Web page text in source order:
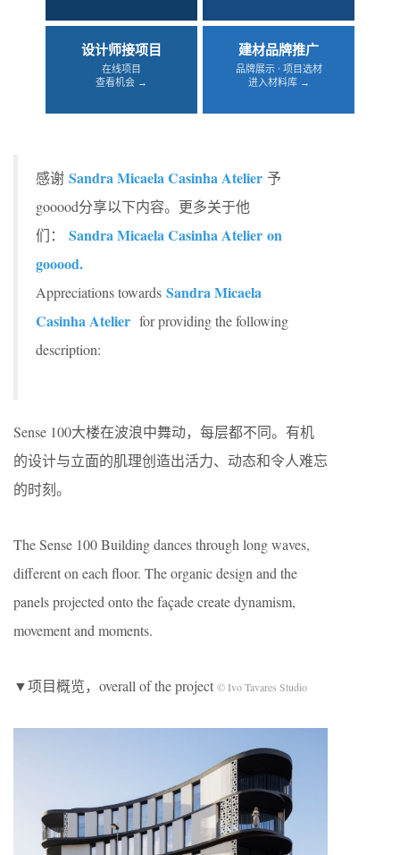
设计师接项目
在线项目
查看机会 →
建材品牌推广
品牌展示 · 项目选材
进入材料库 →
感谢 Sandra Micaela Casinha Atelier 予
gooood分享以下内容。更多关于他
们：
Sandra Micaela Casinha Atelier on
gooood.
Appreciations towards Sandra Micaela
Casinha Atelier for providing the following
description:
Sense 100大楼在波浪中舞动，每层都不同。有机
的设计与立面的肌理创造出活力、动态和令人难忘
的时刻。
The Sense 100 Building dances through long waves,
different on each floor. The organic design and the
panels projected onto the façade create dynamism,
movement and moments.
▼项目概览，overall of the project © Ivo Tavares Studio